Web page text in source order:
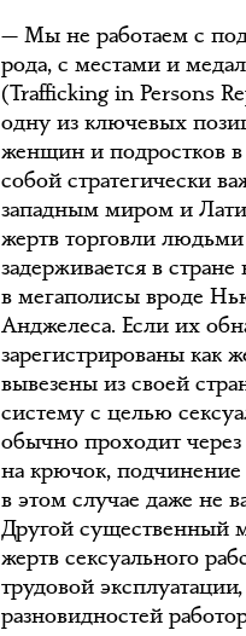
— Мы не работаем с
рода, с местами и
(Trafficking in Persons
одну из ключевых
женщин и подростков в
собой стратегически
западным миром и
жертв торговли
задерживается в
в мегаполисы вроде
Анджелеса. Если их
зарегистрированы как
вывезены из своей
систему с целью
обычно проходит через
на крючок,
в этом случае даже не
Другой существенный
жертв сексуального
трудовой
разновидностей